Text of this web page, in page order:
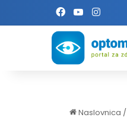
Facebook
YouTube
Naslovnica /